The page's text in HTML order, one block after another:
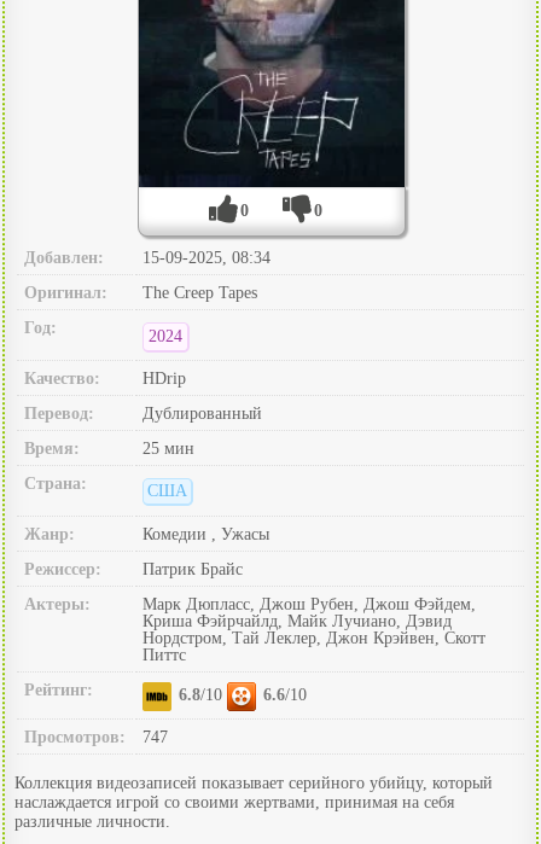
0 0
Добавлен:
15-09-2025, 08:34
Оригинал:
The Creep Tapes
Год:
2024
Качество:
HDrip
Перевод:
Дублированный
Время:
25 мин
Страна:
США
Жанр:
Комедии , Ужасы
Режиссер:
Патрик Брайс
Актеры:
Марк Дюпласс, Джош Рубен, Джош Фэйдем,
Криша Фэйрчайлд, Майк Лучиано, Дэвид
Нордстром, Тай Леклер, Джон Крэйвен, Скотт
Питтс
Рейтинг:
6.8/10 6.6/10
Просмотров: 747
Коллекция видеозаписей показывает серийного убийцу, который
наслаждается игрой со своими жертвами, принимая на себя
различные личности.